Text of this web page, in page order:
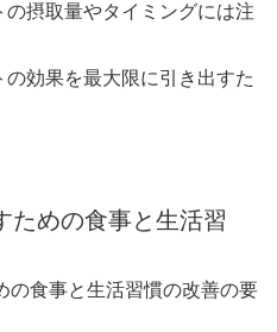
摂取量やタイミングには注
効果を最大限に引き出すた
ための食事と生活習